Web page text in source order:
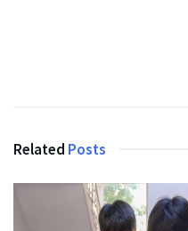
Related Posts